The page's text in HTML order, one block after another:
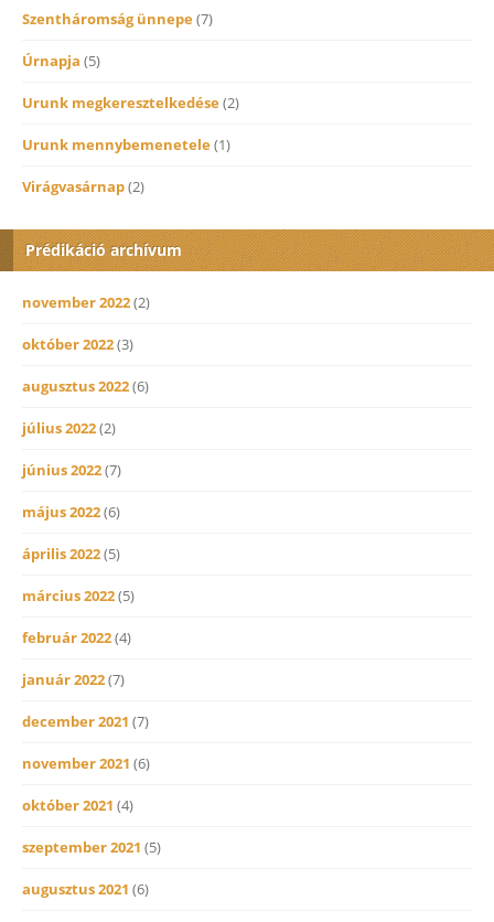
Szentháromság ünnepe(7)
Úrnapja (5)
Urunk megkeresztelkedése(2)
Urunk mennybemenetele(1)
Virágvasárnap(2)
Prédikáció archívum
november 2022(2)
október 2022(3)
augusztus 2022(6)
július 2022(2)
június 2022(7)
május 2022(6)
április 2022(5)
március 2022(5)
február 2022(4)
január 2022(7)
december 2021 (7)
november 2021 (6)
október 2021 (4)
szeptember 2021 (5)
augusztus 2021 (6)